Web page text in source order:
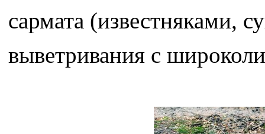
сармата (известняками,
выветривания с